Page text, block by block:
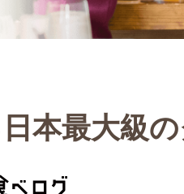
本最大級